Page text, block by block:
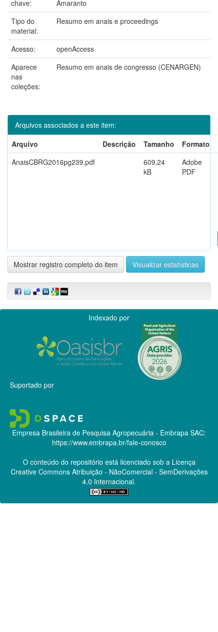
chave:
Amaranto
Tipo do
material:
Resumo em anais e proceedings
Acesso:
openAccess
Aparece
nas
coleções:
Resumo em anais de congresso (CENARGEN)
Arquivos associados a este item:
Arquivo
Descrição Tamanho
Formato
AnaisCBRG2016pg239.pdf
609,24
kB
Adobe
PDF
Mostrar registro completo do item Visualizar estatísticas
Indexado por
Suportado por
Empresa Brasileira de Pesquisa Agropecuária - Embrapa SAC:
https://www.embrapa.br/fale-conosco
O conteúdo do repositório está licenciado sob a Licença
Creative CommonsAtribuição - NãoComercial - SemDerivações
4.0 Internacional.